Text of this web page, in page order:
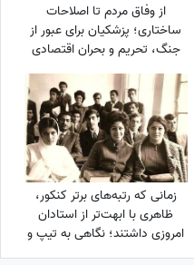
از وفاق مردم تا اصلاحات
ساختاری؛ پزشکیان برای عبور از
جنگ، تحریم و بحران اقتصادی
چه برنامه‌ای دارد؟
زمانی که رتبه‌های برتر کنکور،
ظاهری با ابهت‌تر از استادان
امروزی داشتند؛ نگاهی به تیپ و
استایل رتبه‌های برتر کنکور سال